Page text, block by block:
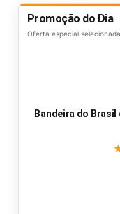
Promoção do Dia
Oferta especial selecionada
Bandeira do Brasil